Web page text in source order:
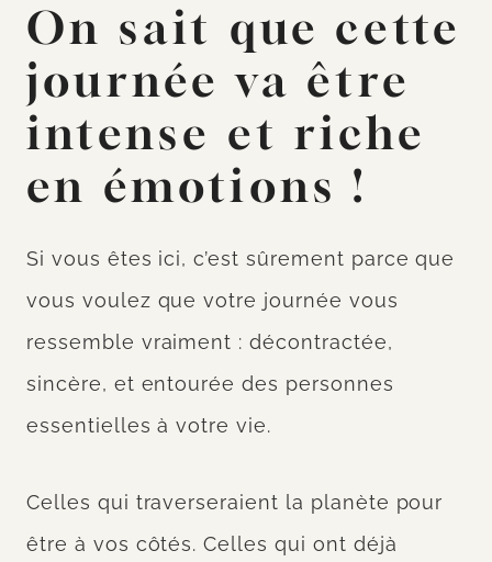
On sait que cette
journée va être
intense et riche
en émotions !
Si vous êtes ici, c’est sûrement parce que
vous voulez que votre journée vous
ressemble vraiment : décontractée,
sincère, et entourée des personnes
essentielles à votre vie.
Celles qui traverseraient la planète pour
être à vos côtés. Celles qui ont déjà